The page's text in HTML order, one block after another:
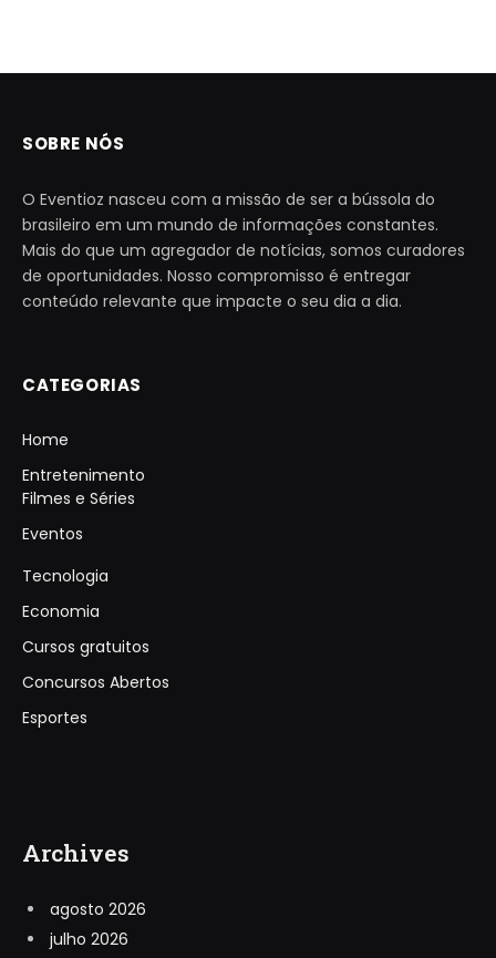
SOBRE NÓS
O Eventioz nasceu com a missão de ser a bússola do
brasileiro em um mundo de informações constantes.
Mais do que um agregador de notícias, somos curadores
de oportunidades. Nosso compromisso é entregar
conteúdo relevante que impacte o seu dia a dia.
CATEGORIAS
Home
Entretenimento
Filmes e Séries
Eventos
Tecnologia
Economia
Cursos gratuitos
Concursos Abertos
Esportes
Archives
agosto 2026
julho 2026